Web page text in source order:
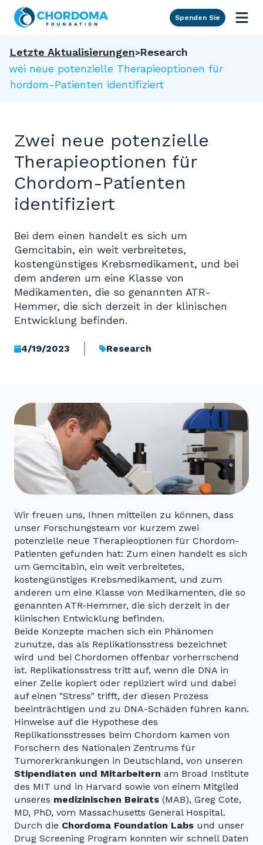
Skip to Main Content
Spenden Sie
Letzte Aktualisierungen Research
Zwei neue potenzielle Therapieoptionen für
Chordom-Patienten identifiziert
Zwei neue potenzielle
Therapieoptionen für
Chordom-Patienten
identifiziert
Bei dem einen handelt es sich um
Gemcitabin, ein weit verbreitetes,
kostengünstiges Krebsmedikament, und bei
dem anderen um eine Klasse von
Medikamenten, die so genannten ATR-
Hemmer, die sich derzeit in der klinischen
Entwicklung befinden.
4/19/2023 Research
Wir freuen uns, Ihnen mitteilen zu können, dass
unser Forschungsteam vor kurzem zwei
potenzielle neue Therapieoptionen für Chordom-
Patienten gefunden hat: Zum einen handelt es sich
um Gemcitabin, ein weit verbreitetes,
kostengünstiges Krebsmedikament, und zum
anderen um eine Klasse von Medikamenten, die so
genannten ATR-Hemmer, die sich derzeit in der
klinischen Entwicklung befinden.
Beide Konzepte machen sich ein Phänomen
zunutze, das als Replikationsstress bezeichnet
wird und bei Chordomen offenbar vorherrschend
ist. Replikationsstress tritt auf, wenn die DNA in
einer Zelle kopiert oder repliziert wird und dabei
auf einen "Stress" trifft, der diesen Prozess
beeinträchtigen und zu DNA-Schäden führen kann.
Hinweise auf die Hypothese des
Replikationsstresses beim Chordom kamen von
Forschern des Nationalen Zentrums für
Tumorerkrankungen in Deutschland, von unseren
Stipendiaten und Mitarbeitern am Broad Institute
des MIT und in Harvard sowie von einem Mitglied
unseres medizinischen Beirats (MAB), Greg Cote,
MD, PhD, vom Massachusetts General Hospital.
Durch die Chordoma Foundation Labs und unser
Drug Screening Program konnten wir schnell Daten